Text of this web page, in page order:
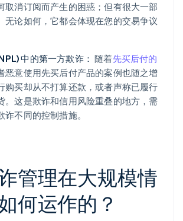
取消订阅而产生的困惑；但有很大一部
无论如何，它都会体现在您的交易争议
中的第一方欺诈： 随着先买后付的
恶意使用先买后付产品的案例也随之增
购买却从不打算还款，或者声称已履行
。这是欺诈和信用风险重叠的地方，需
诈不同的控制措施。
管理在大规模情
何运作的？